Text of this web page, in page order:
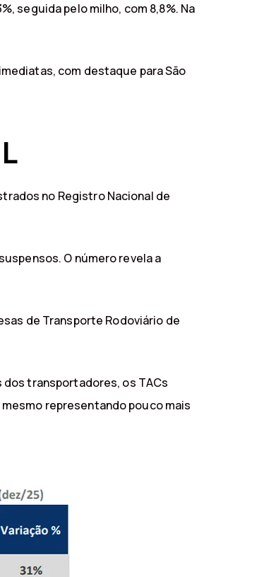
seguida pelo milho, com 8,8%. Na
com destaque para São
no Registro Nacional de
O número revela a
de Transporte Rodoviário de
transportadores, os TACs
representando pouco mais